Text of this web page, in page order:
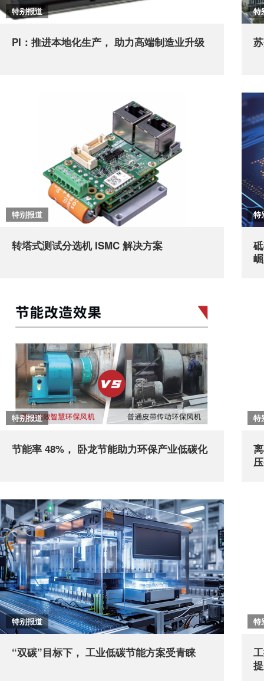
特别报道
PI：推进本地化生产， 助力高端制造业升级
特
特别报道
转塔式测试分选机 ISMC 解决方案
特
特别报道
节能率 48%， 卧龙节能助力环保产业低碳化
特
特别报道
“双碳”目标下， 工业低碳节能方案受青睐
特